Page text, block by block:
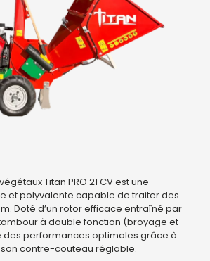
Titan PRO 21 CV est une
et polyvalente capable de traiter des
Doté d’un rotor efficace entraîné par
à double fonction (broyage et
des performances optimales grâce à
contre-couteau réglable.